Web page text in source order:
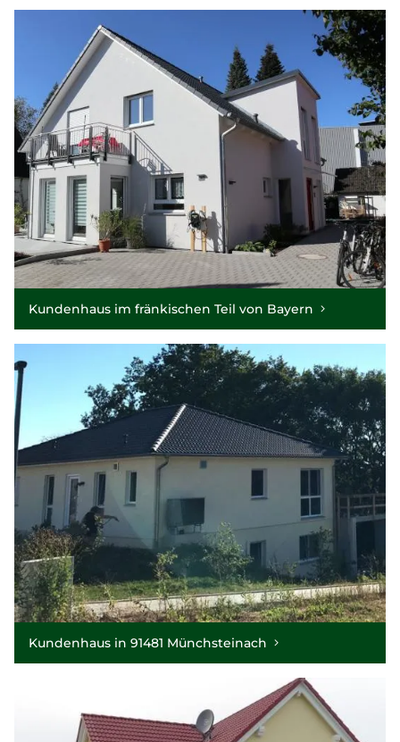
Kundenhaus im fränkischen Teil von Bayern
Kundenhaus in 91481 Münchsteinach